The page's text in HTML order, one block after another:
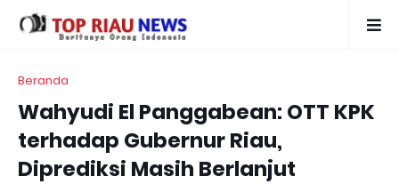
Beranda
Wahyudi El Panggabean: OTT KPK
terhadap Gubernur Riau,
Diprediksi Masih Berlanjut